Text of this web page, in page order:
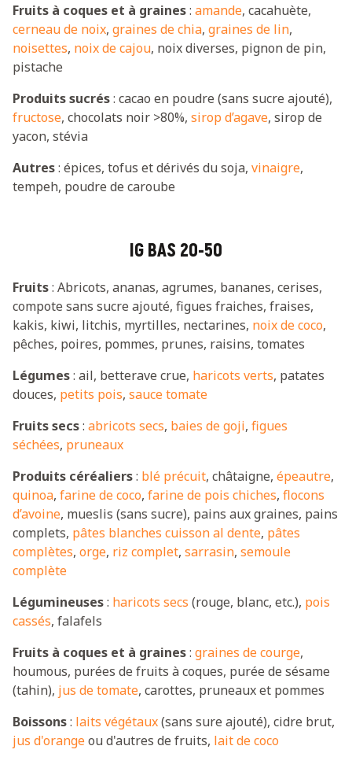
Fruits à coques et à graines: amande, cacahuète,
cerneau de noix, graines de chia, graines de lin,
noisettes, noix de cajou, noix diverses, pignon de pin,
pistache
Produits sucrés: cacao en poudre (sans sucre ajouté),
fructose, chocolats noir >80%, sirop d’agave, sirop de
yacon, stévia
Autres: épices, tofus et dérivés du soja, vinaigre,
tempeh, poudre de caroube
IG BAS 20-50
Fruits: Abricots, ananas, agrumes, bananes, cerises,
compote sans sucre ajouté, figues fraiches, fraises,
kakis, kiwi, litchis, myrtilles, nectarines, noix de coco,
pêches, poires, pommes, prunes, raisins, tomates
Légumes: ail, betterave crue, haricots verts, patates
douces, petits pois, sauce tomate
Fruits secs: abricots secs, baies de goji, figues
séchées, pruneaux
Produits céréaliers: blé précuit, châtaigne, épeautre,
quinoa, farine de coco, farine de pois chiches, flocons
d’avoine, mueslis (sans sucre), pains aux graines, pains
complets, pâtes blanches cuisson al dente, pâtes
complètes, orge, riz complet, sarrasin, semoule
complète
Légumineuses: haricots secs (rouge, blanc, etc.), pois
cassés, falafels
Fruits à coques et à graines: graines de courge,
houmous, purées de fruits à coques, purée de sésame
(tahin), jus de tomate, carottes, pruneaux et pommes
Boissons: laits végétaux(sans sure ajouté), cidre brut,
jus d'orangeou d'autres de fruits, lait de coco